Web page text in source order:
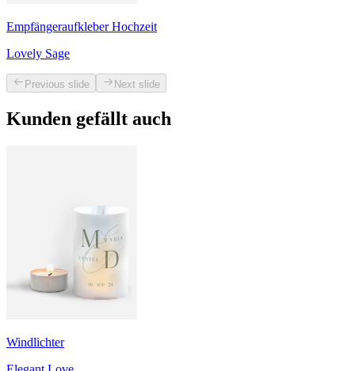
Empfängeraufkleber Hochzeit
Lovely Sage
Previous slide Next slide
Kunden gefällt auch
Windlichter